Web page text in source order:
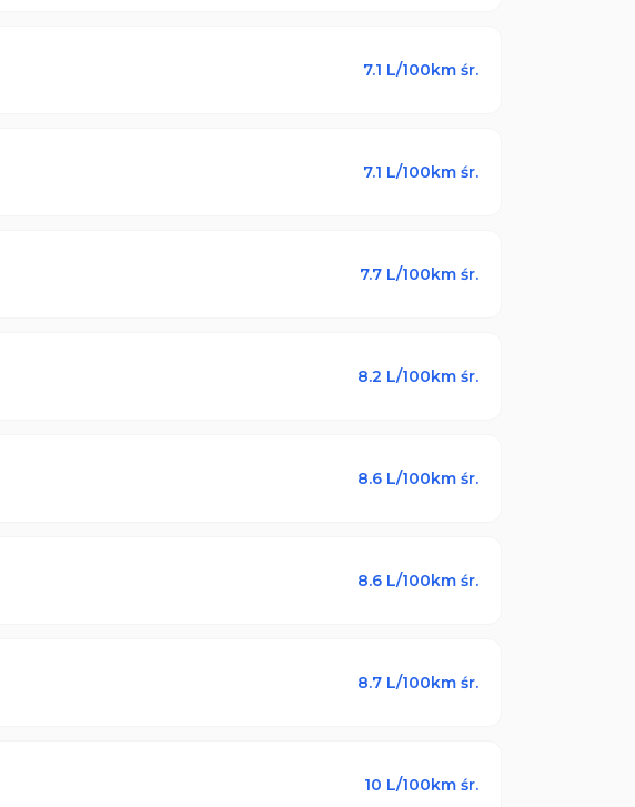
7.1 L/100km śr.
7.1 L/100km śr.
7.7 L/100km śr.
8.2 L/100km śr.
8.6 L/100km śr.
8.6 L/100km śr.
8.7 L/100km śr.
10 L/100km śr.